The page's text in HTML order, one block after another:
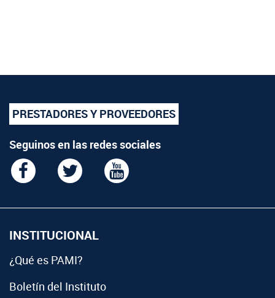
PRESTADORES Y PROVEEDORES
Seguinos en las redes sociales
INSTITUCIONAL
¿Qué es PAMI?
Boletín del Instituto